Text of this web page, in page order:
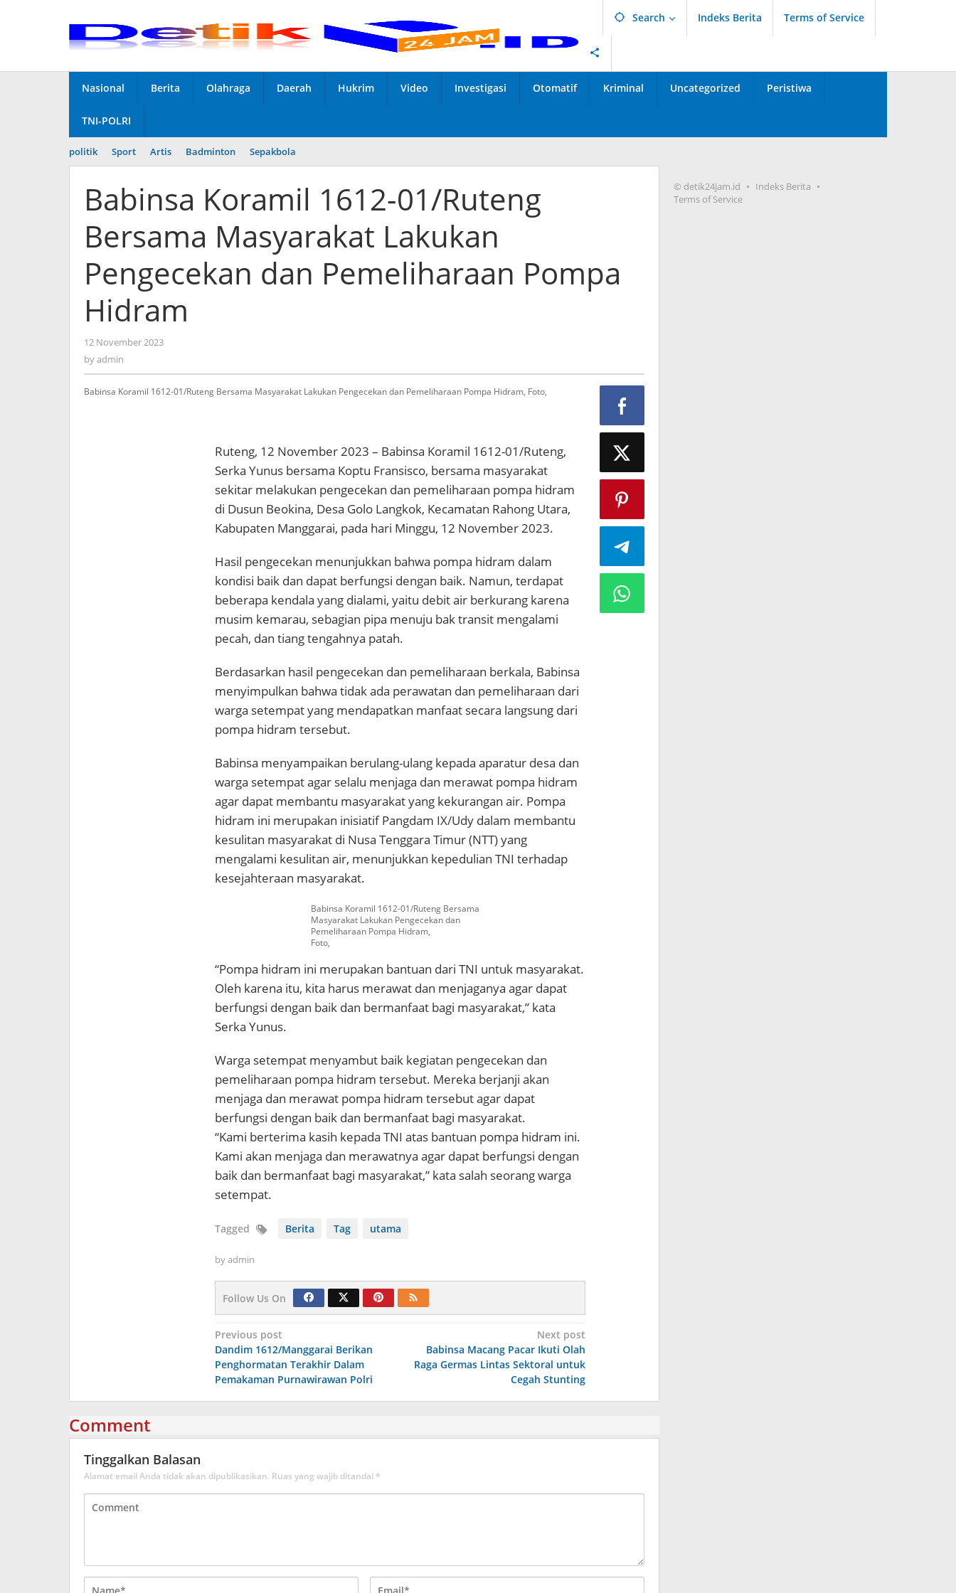
Search Indeks Berita Terms of Service
Nasional Berita Olahraga Daerah Hukrim Video Investigasi Otomatif Kriminal Uncategorized Peristiwa
TNI-POLRI
politik Sport Artis Badminton Sepakbola
Babinsa Koramil 1612-01/Ruteng
Bersama Masyarakat Lakukan
Pengecekan dan Pemeliharaan Pompa
Hidram
12 November 2023
byadmin
Babinsa Koramil 1612-01/Ruteng Bersama Masyarakat Lakukan Pengecekan dan Pemeliharaan Pompa Hidram, Foto,
Ruteng, 12 November 2023 – Babinsa Koramil 1612-01/Ruteng,
Serka Yunus bersama Koptu Fransisco, bersama masyarakat
sekitar melakukan pengecekan dan pemeliharaan pompa hidram
di Dusun Beokina, Desa Golo Langkok, Kecamatan Rahong Utara,
Kabupaten Manggarai, pada hari Minggu, 12 November 2023.
Hasil pengecekan menunjukkan bahwa pompa hidram dalam
kondisi baik dan dapat berfungsi dengan baik. Namun, terdapat
beberapa kendala yang dialami, yaitu debit air berkurang karena
musim kemarau, sebagian pipa menuju bak transit mengalami
pecah, dan tiang tengahnya patah.
Berdasarkan hasil pengecekan dan pemeliharaan berkala, Babinsa
menyimpulkan bahwa tidak ada perawatan dan pemeliharaan dari
warga setempat yang mendapatkan manfaat secara langsung dari
pompa hidram tersebut.
Babinsa menyampaikan berulang-ulang kepada aparatur desa dan
warga setempat agar selalu menjaga dan merawat pompa hidram
agar dapat membantu masyarakat yang kekurangan air. Pompa
hidram ini merupakan inisiatif Pangdam IX/Udy dalam membantu
kesulitan masyarakat di Nusa Tenggara Timur (NTT) yang
mengalami kesulitan air, menunjukkan kepedulian TNI terhadap
kesejahteraan masyarakat.
Babinsa Koramil 1612-01/Ruteng Bersama
Masyarakat Lakukan Pengecekan dan
Pemeliharaan Pompa Hidram,
Foto,
“Pompa hidram ini merupakan bantuan dari TNI untuk masyarakat.
Oleh karena itu, kita harus merawat dan menjaganya agar dapat
berfungsi dengan baik dan bermanfaat bagi masyarakat,” kata
Serka Yunus.
Warga setempat menyambut baik kegiatan pengecekan dan
pemeliharaan pompa hidram tersebut. Mereka berjanji akan
menjaga dan merawat pompa hidram tersebut agar dapat
berfungsi dengan baik dan bermanfaat bagi masyarakat.
“Kami berterima kasih kepada TNI atas bantuan pompa hidram ini.
Kami akan menjaga dan merawatnya agar dapat berfungsi dengan
baik dan bermanfaat bagi masyarakat,” kata salah seorang warga
setempat.
Tagged Berita Tag utama
byadmin
Follow Us On
Navigasi
pos
Previous post
Dandim 1612/Manggarai Berikan
Penghormatan Terakhir Dalam
Pemakaman Purnawirawan Polri
Next post
Babinsa Macang Pacar Ikuti Olah
Raga Germas Lintas Sektoral untuk
Cegah Stunting
Comment
Tinggalkan Balasan
Alamat email Anda tidak akan dipublikasikan. Ruas yang wajib ditandai *
© detik24jam.id
Indeks Berita
Terms of Service